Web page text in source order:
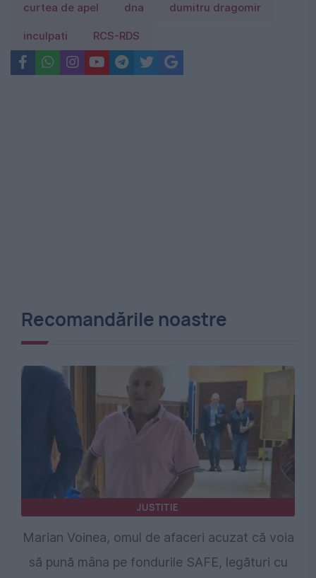
curtea de apel dna dumitru dragomir
inculpati RCS-RDS
Recomandările noastre
JUSTITIE
Marian Voinea, omul de afaceri acuzat că voia
să pună mâna pe fondurile SAFE, legături cu